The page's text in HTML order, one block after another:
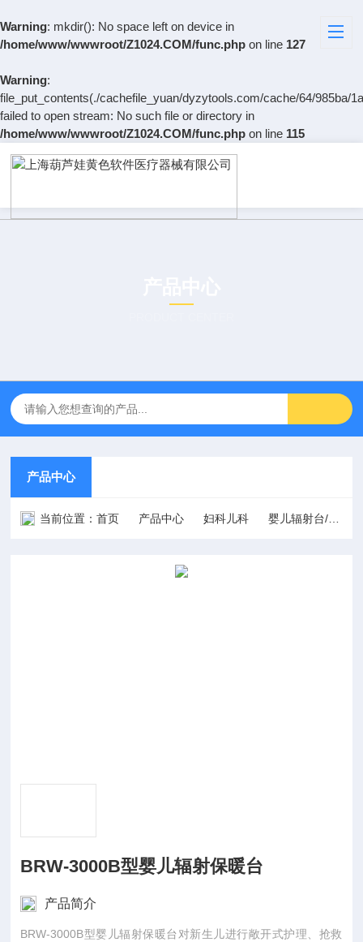
Warning: mkdir(): No space left on device in
/home/www/wwwroot/Z1024.COM/func.php on line 127
Warning:
file_put_contents(./cachefile_yuan/dyzytools.com/cache/64/985ba/
failed to open stream: No such file or directory in
/home/www/wwwroot/Z1024.COM/func.php on line 115
产品中心
当前位置：首页 产品中心 妇科儿科 婴儿辐射台/抢救台
BRW-3000B型婴儿辐射保暖台
产品简介
BRW-3000B型婴儿辐射保暖台对新生儿进行敞开式护理、抢救